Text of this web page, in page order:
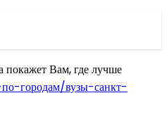
покажет Вам, где лучше
вузы-санкт-